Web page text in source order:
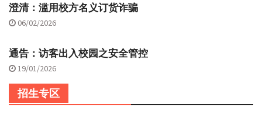
澄清：滥用校方名义订货诈骗
06/02/2026
通告：访客出入校园之安全管控
19/01/2026
招生专区